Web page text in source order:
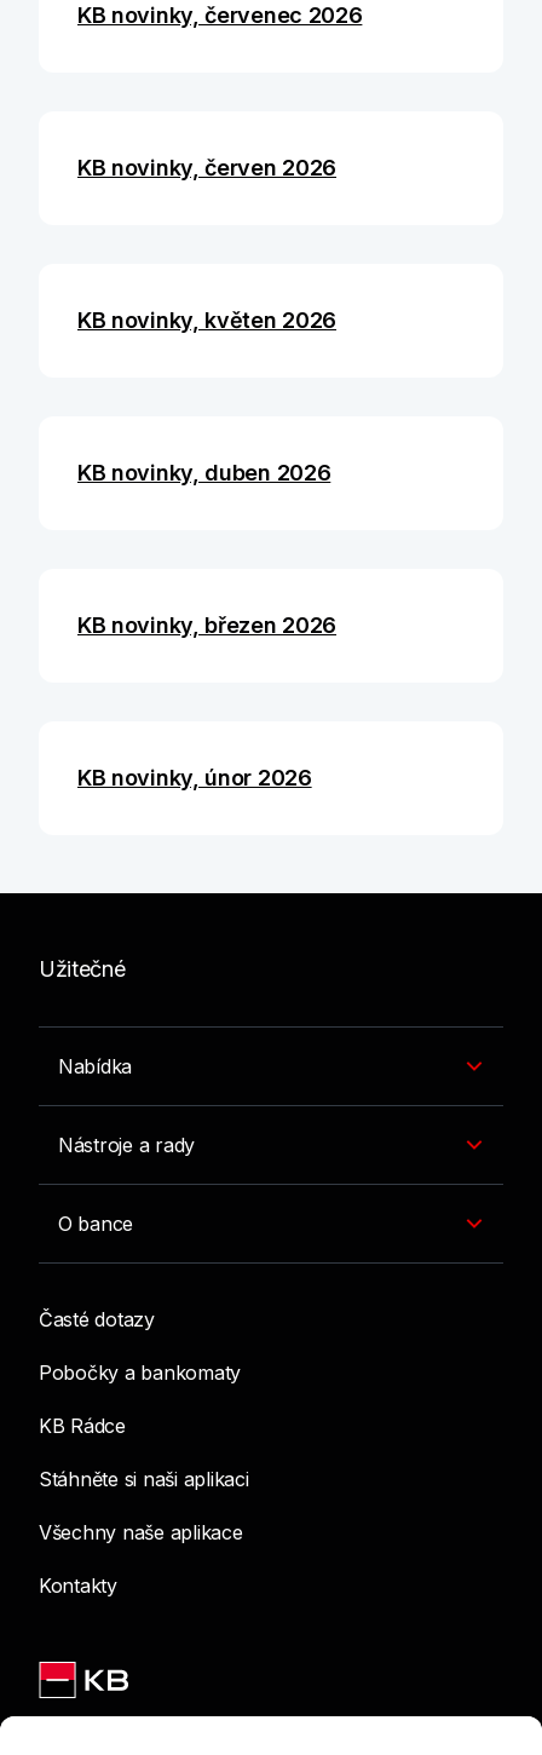
KB novinky, červenec 2026
KB novinky, červen 2026
KB novinky, květen 2026
KB novinky, duben 2026
KB novinky, březen 2026
KB novinky, únor 2026
Užitečné
Nabídka
Nástroje a rady
O bance
Časté dotazy
Pobočky a bankomaty
KB Rádce
Stáhněte si naši aplikaci
Všechny naše aplikace
Kontakty